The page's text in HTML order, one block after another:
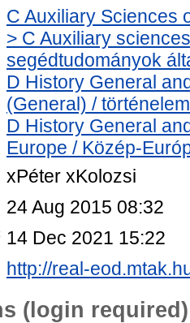
C Auxiliary Sciences
> C Auxiliary
segédtudományok
D History General
(General) /
D History General
Europe / Közép-
xPéter xKolozsi
24 Aug 2015 08:32
14 Dec 2021 15:22
http://real-
(login required)